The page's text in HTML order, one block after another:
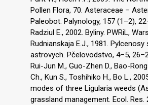
Pollen Flora, 70. Asteraceae –
Paleobot. Palynology, 157 (1–2),
Radziul E., 2002. Byliny. PWRiL,
Rudnianskaja E.J., 1981.
astrovych. Pčelovodstvo, 4–5,
Rui-Jun M., Guo-Zhen D., Bao-
Ch., Kun S., Toshihiko H., Bo L.,
modes of three Ligularia weeds
grassland management. Ecol. Res.